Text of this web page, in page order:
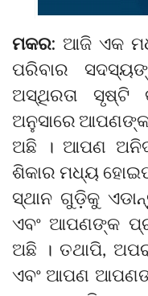
ମକର: ଆଜି ଏକ
ପରିବାର
ଅସ୍ଥିରତା
ଅନୁସାରେ ଆପଣଙ୍କ
ଅଛି । ଆପଣ
ଶିକାର ମଧ୍ୟ
ସ୍ଥାନ ଗୁଡ଼ିକୁ
ଏବଂ ଆପଣଙ୍କ
ଅଛି । ତଥାପି,
ଏବଂ ଆପଣ